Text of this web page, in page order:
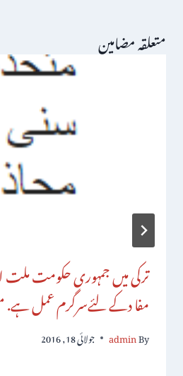
متعلقہ مضامین
ترکی میں جمہوری حکومت ملت
مفا دکے لئےسرگرم عمل ہے.
By
admin جولائی 18, 2016